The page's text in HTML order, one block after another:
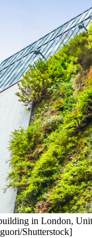
in London,
Shutterstock]